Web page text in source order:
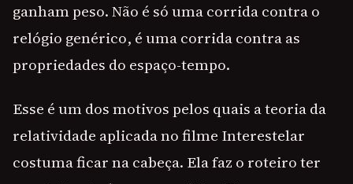
ganham peso. Não é só uma corrida contra o
relógio genérico, é uma corrida contra as
propriedades do espaço-tempo.
Esse é um dos motivos pelos quais a teoria da
relatividade aplicada no filme Interestelar
costuma ficar na cabeça. Ela faz o roteiro ter